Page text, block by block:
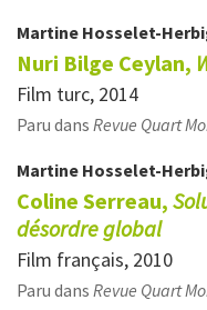
Martine Hosselet-
Nuri Bilge Ceylan,
Film turc, 2014
Paru dans Revue Quart
Martine Hosselet-
Coline Serreau,
désordre global
Film français, 2010
Paru dans Revue Quart